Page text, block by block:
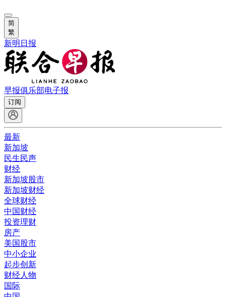
简
繁
新明日报
早报俱乐部电子报
订阅
最新
新加坡
民生民声
财经
新加坡股市
新加坡财经
全球财经
中国财经
投资理财
房产
美国股市
中小企业
起步创新
财经人物
国际